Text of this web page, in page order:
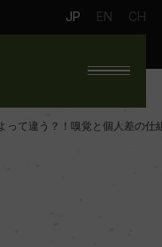
JP EN CH
って違う？！嗅覚と個人差の仕